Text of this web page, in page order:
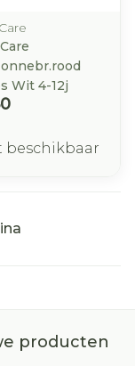
Wit 4-12j
beschikbaar
producten